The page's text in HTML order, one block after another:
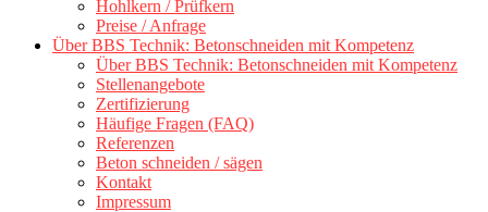
Hohlkern / Prüfkern
Preise / Anfrage
Über BBS Technik: Betonschneiden mit Kompetenz
Über BBS Technik: Betonschneiden mit Kompetenz
Stellenangebote
Zertifizierung
Häufige Fragen (FAQ)
Referenzen
Beton schneiden / sägen
Kontakt
Impressum